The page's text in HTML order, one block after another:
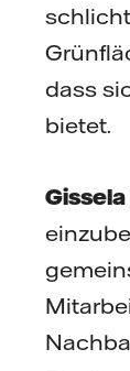
dass
bietet.